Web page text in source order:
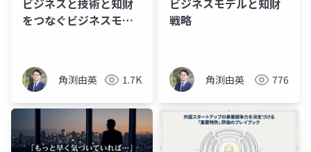
ビジネスと技術と知財
をつなぐビジネスモデ
角渕由英 1.7K
ビジネスモデルと知財
戦略
角渕由英 776